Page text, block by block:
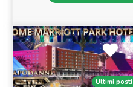
Ultimi posti